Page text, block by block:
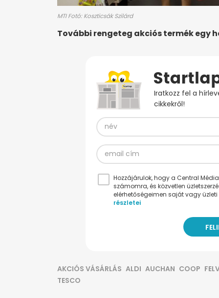
MTI Fotó: Koszticsák Szilárd
További rengeteg akciós termék egy
Iratkozz fel a
cikkekről!
Hozzájárulok, hogy a Central
számomra, és közvetlen
elérhetőségeimen saját vagy
részletei
AKCIÓS VÁSÁRLÁS ALDI AUCHAN COOP
TESCO